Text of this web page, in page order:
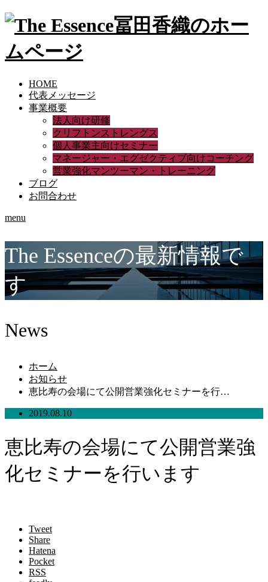
HOME
代表メッセージ
事業概要
法人向け研修
クリフトンストレングス
個人事業主向けセミナー
マネージャー・エグゼクティブ向けコーチング
営業強化マンツーマン・トレーニング
ブログ
お問合わせ
menu
The Essenceの最新情報で
す
News
ホーム
お知らせ
恵比寿の会場にて公開営業強化セミナーを行…
2019.08.10
恵比寿の会場にて公開営業強
化セミナーを行います
Tweet
Share
Hatena
Pocket
RSS